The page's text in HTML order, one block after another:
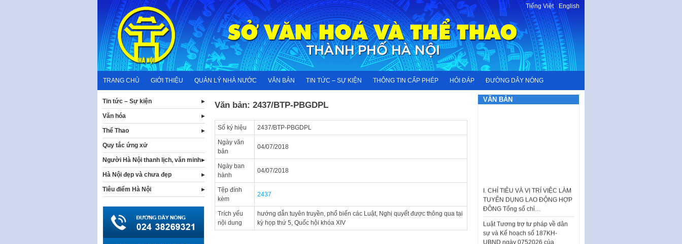
content
Tiếng Việt-English
TRANG CHỦ GIỚI THIỆU QUẢN LÝ NHÀ NƯỚC VĂN BẢN TIN TỨC – SỰ KIỆN THÔNG TIN CẤP PHÉP HỎI ĐÁP ĐƯỜNG DÂY NÓNG
Văn bản: 2437/BTP-PBGDPL
Số ký hiệu 2437/BTP-PBGDPL
Ngày văn
bản
04/07/2018
Ngày ban
hành
04/07/2018
Tệp đính
kèm
2437
Trích yếu
nội dung
hướng dẫn tuyên truyền, phổ biến các Luật, Nghị quyết được thông qua tại
kỳ họp thứ 5, Quốc hội khóa XIV
Tin tức – Sự kiện
Văn hóa
Thể Thao
Quy tắc ứng xử
Người Hà Nội thanh lịch, văn minh
Hà Nội đẹp và chưa đẹp
Tiêu điểm Hà Nội
VĂN BẢN
TUYỂN DỤNG LAO ĐỘNG HỢP
ĐỒNG Tổng số chỉ…
sự và Kế hoạch số 187KH-
UBND ngày 0752026 của